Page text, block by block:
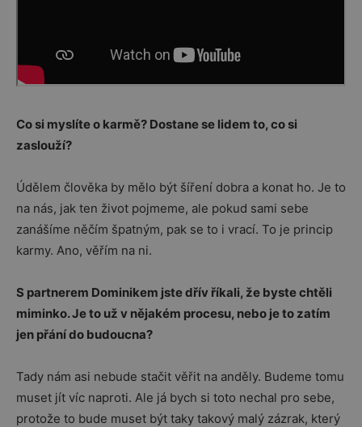
Co si myslíte o karmě? Dostane se lidem to, co si
zaslouží?
Údělem člověka by mělo být šíření dobra a konat ho. Je to
na nás, jak ten život pojmeme, ale pokud sami sebe
zanášíme něčím špatným, pak se to i vrací. To je princip
karmy. Ano, věřím na ni.
S partnerem Dominikem jste dřív říkali, že byste chtěli
miminko. Je to už v nějakém procesu, nebo je to zatím
jen přání do budoucna?
Tady nám asi nebude stačit věřit na anděly. Budeme tomu
muset jít víc naproti. Ale já bych si toto nechal pro sebe,
protože to bude muset být taky takový malý zázrak, který